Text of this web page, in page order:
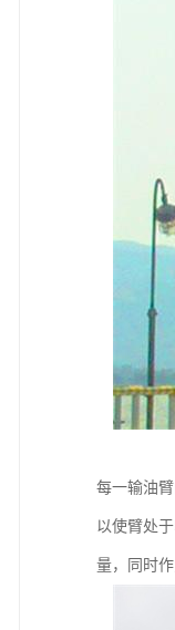
每一输油
以使臂处
量，同时